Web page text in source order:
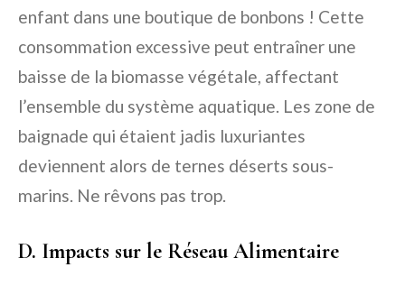
enfant dans une boutique de bonbons ! Cette
consommation excessive peut entraîner une
baisse de la biomasse végétale, affectant
l’ensemble du système aquatique. Les zone de
baignade qui étaient jadis luxuriantes
deviennent alors de ternes déserts sous-
marins. Ne rêvons pas trop.
D. Impacts sur le Réseau Alimentaire